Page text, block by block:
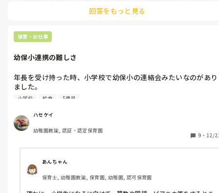
回答をもっと見る
保育・お仕事
幼保小連携の難しさ
年長を受け持った時、小学校で幼保小の連絡会みたいなのがあり
ました。
その時。。
方から要望などはありますか？』
教師A『給食を食べるペースが気になります。園では給食の時間
保育士『だいたい30〜40分くらいですね。』
教師A『ええ！それはかけすぎじゃないですか！？小学校に行っ
たら15分くらいですよ！』
小学校 給食 5歳児
ハセケイ
幼稚園教諭, 認証・認定保育園
9 ・ 12/
あんちゃん
保育士, 幼稚園教諭, 保育園, 幼稚園, 認可保育園